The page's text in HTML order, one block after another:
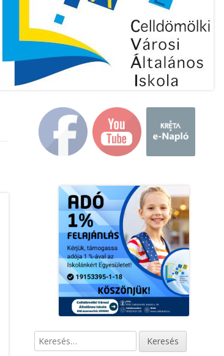
Main
Sidebar
Keresés: